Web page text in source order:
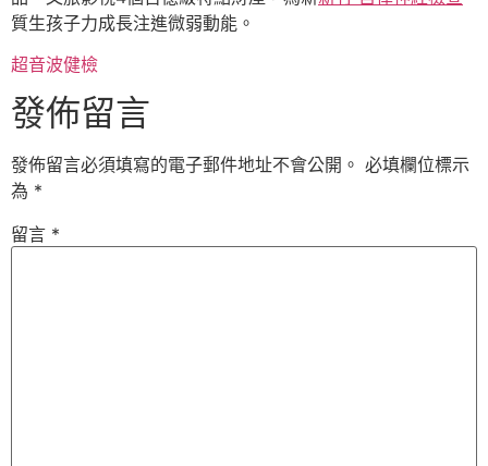
質生孩子力成長注進微弱動能。
超音波健檢
發佈留言
發佈留言必須填寫的電子郵件地址不會公開。 必填欄位標示
為 *
留言 *